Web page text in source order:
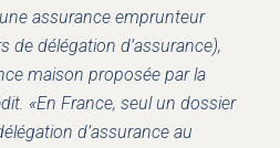
assurance emprunteur
de délégation d’assurance),
maison proposée par la
«En France, seul un dossier
d’assurance au